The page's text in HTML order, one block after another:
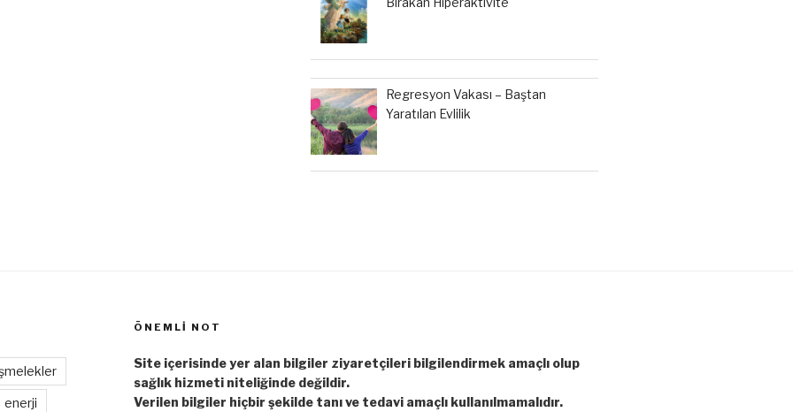
Regresyon Vakası – Baştan
Yaratılan Evlilik
enerji
ÖNEMLI NOT
Site içerisinde yer alan bilgiler ziyaretçileri bilgilendirmek amaçlı olup
sağlık hizmeti niteliğinde değildir.
Verilen bilgiler hiçbir şekilde tanı ve tedavi amaçlı kullanılmamalıdır.